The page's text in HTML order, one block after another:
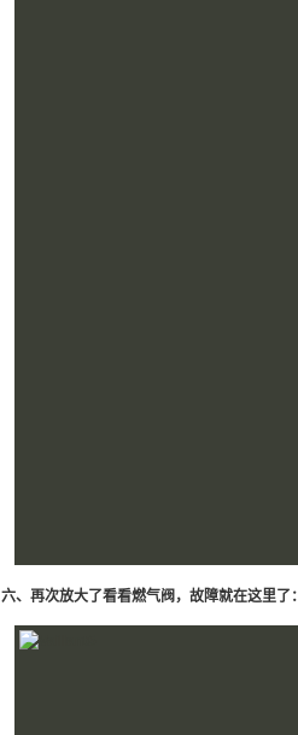
六、再次放大了看看燃气阀，故障就在这里了：